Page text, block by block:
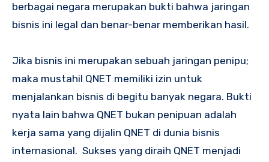
berbagai negara merupakan bukti bahwa jaringan
bisnis ini legal dan benar-benar memberikan hasil.
Jika bisnis ini merupakan sebuah jaringan penipu;
maka mustahil QNET memiliki izin untuk
menjalankan bisnis di begitu banyak negara. Bukti
nyata lain bahwa QNET bukan penipuan adalah
kerja sama yang dijalin QNET di dunia bisnis
internasional. Sukses yang diraih QNET menjadi